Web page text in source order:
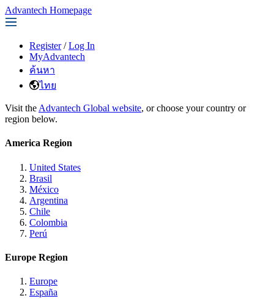
Advantech Homepage
Register / Log In
MyAdvantech
ค้นหา
ไทย
Visit the Advantech Global website, or choose your country or
region below.
America Region
United States
Brasil
México
Argentina
Chile
Colombia
Perú
Europe Region
Europe
España